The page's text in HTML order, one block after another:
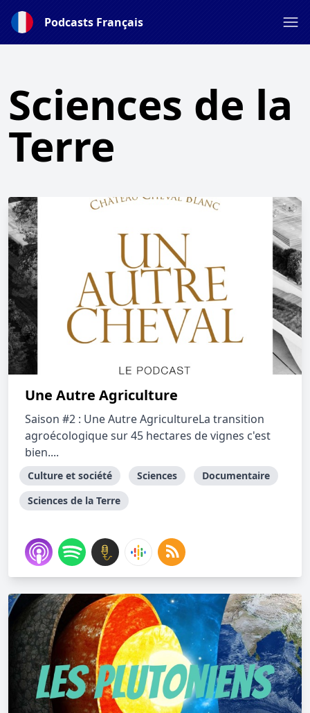
Podcasts Français
Sciences de la
Terre
Une Autre Agriculture
Saison #2 : Une Autre AgricultureLa transition
agroécologique sur 45 hectares de vignes c'est
bien....
Culture et société Sciences
Documentaire
Sciences de la Terre